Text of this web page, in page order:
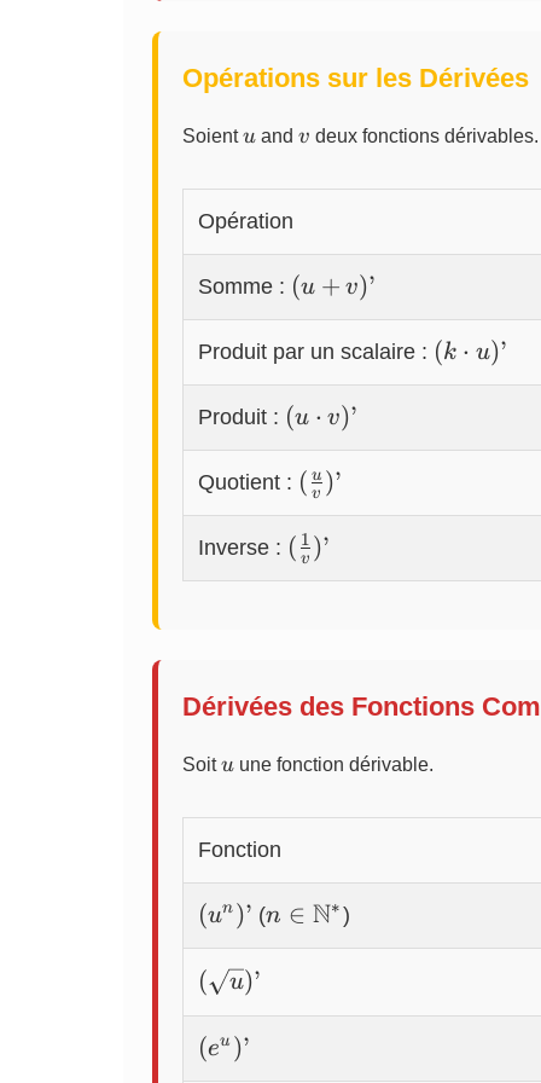
Opérations sur les Dérivées
Soientu
u and v
v deux fonctions dérivables.
Opération
Somme : (u+v)’
(u + v)’
Produit par un scalaire : (k
\cdot
(k ⋅ u)’
Produit : (u
\cdot
v)’
(u ⋅ v)’
Quotient : (\frac{u}
{v})’
( v
u )’
Inverse : (\frac{1}
{v})’
( v
1 )’
Dérivées des Fonctions
Soitu
u une fonction dérivable.
Fonction
(u^n)’
(un )’ (n \in
\mathbb{N}^*
n ∈ N∗)
(\sqrt{u})’
( u)’
(e^u)’
(eu )’